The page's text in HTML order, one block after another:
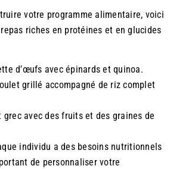
votre programme alimentaire, voici
riches en protéines et en glucides
d’œufs avec épinards et quinoa.
grillé accompagné de riz complet
grec avec des fruits et des graines de
individu a des besoins nutritionnels
de personnaliser votre